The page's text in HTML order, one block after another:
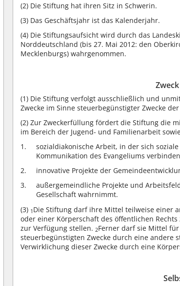
(2) Die Stiftung hat ihren Sitz in Schwerin.
(3) Das Geschäftsjahr ist das Kalenderjahr.
(4) Die Stiftungsaufsicht wird durch das
Norddeutschland (bis 27. Mai 2012: den
Mecklenburgs) wahrgenommen.
(1) Die Stiftung verfolgt ausschließlich und
Zwecke im Sinne steuerbegünstigter Zwecke
(2) Zur Zweckerfüllung fördert die Stiftung die
im Bereich der Jugend- und Familienarbeit
sozialdiakonische Arbeit, in der sich
Kommunikation des Evangeliums
innovative Projekte der
außergemeindliche Projekte und
Gesellschaft wahrnimmt.
(3) 1 Die Stiftung darf ihre Mittel teilweise einer
oder einer Körperschaft des öffentlichen
zur Verfügung stellen. 2Ferner darf sie Mittel
steuerbegünstigten Zwecke durch eine andere
Verwirklichung dieser Zwecke durch eine